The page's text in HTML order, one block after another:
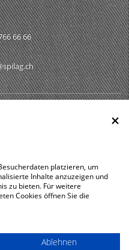
66 66
platzieren, um
Inhalte anzuzeigen und
zu bieten. Für weitere
Cookies öffnen Sie die
Ablehnen